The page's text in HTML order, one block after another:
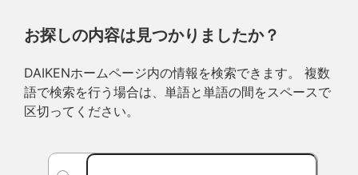
お探しの内容は見つかりましたか？
DAIKENホームページ内の情報を検索できます。 複数
語で検索を行う場合は、単語と単語の間をスペースで
区切ってください。